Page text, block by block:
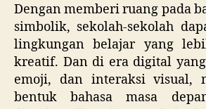
Dengan memberi ruang pada
simbolik, sekolah-sekolah
lingkungan belajar yang
kreatif. Dan di era digital
emoji, dan interaksi visual,
bentuk bahasa masa